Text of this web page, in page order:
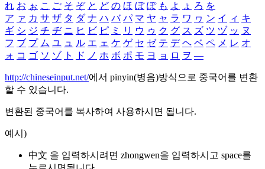
れ お ぉ こ ご そ ぞ と ど の ほ ぼ ぽ も よ ょ ろ を
ア ァ カ サ ザ タ ダ ナ ハ バ パ マ ヤ ャ ラ ワ ヮ ン イ ィ キ
ギ シ ジ チ ヂ ニ ヒ ビ ピ ミ リ ウ ゥ ク グ ス ズ ツ ヅ ッ ヌ
フ ブ プ ム ユ ュ ル エ ェ ケ ゲ セ ゼ テ デ ヘ ベ ペ メ レ オ
ォ コ ゴ ソ ゾ ト ド ノ ホ ボ ポ モ ヨ ョ ロ ヲ ―
http://chineseinput.net/에서 pinyin(병음)방식으로 중국어를 변환
할 수 있습니다.
변환된 중국어를 복사하여 사용하시면 됩니다.
예시)
中文 을 입력하시려면 zhongwen을 입력하시고 space를